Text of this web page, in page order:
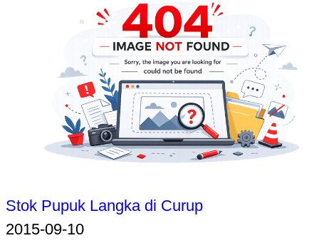
Stok Pupuk Langka di Curup
2015-09-10